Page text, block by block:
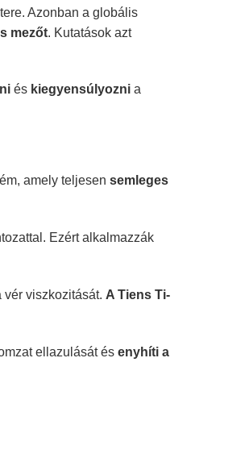
Azonban a globális
mezőt. Kutatások azt
és kiegyensúlyozni a
amely teljesen semleges
Ezért alkalmazzák
viszkozitását. A Tiens Ti-
ellazulását és enyhíti a